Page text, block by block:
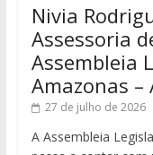
Nivia
Assessoria
Assembleia
Amazonas –
27 de julho de 2026
A Assembleia